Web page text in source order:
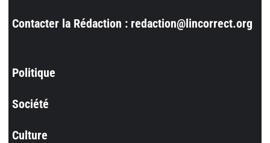
Contacter la Rédaction : redaction@lincorrect.org
Politique
Société
Culture